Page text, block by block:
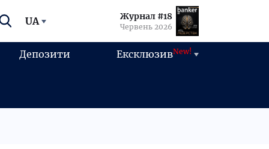
UA Журнал #18
Червень 2026
Депозити ЕксклюзивNew!